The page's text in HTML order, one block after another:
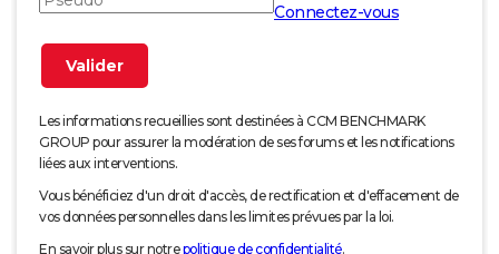
Connectez-vous
Les informations recueillies sont destinées à CCM BENCHMARK
GROUP pour assurer la modération de ses forums et les notifications
liées aux interventions.
Vous bénéficiez d'un droit d'accès, de rectification et d'effacement de
vos données personnelles dans les limites prévues par la loi.
En savoir plus sur notrepolitique de confidentialité.